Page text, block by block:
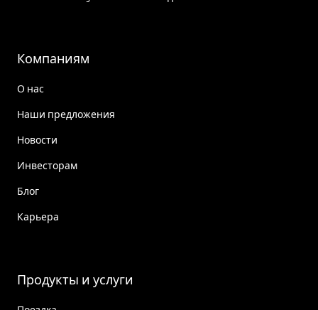
Компаниям
О нас
Наши предложения
Новости
Инвесторам
Блог
Карьера
Продукты и услуги